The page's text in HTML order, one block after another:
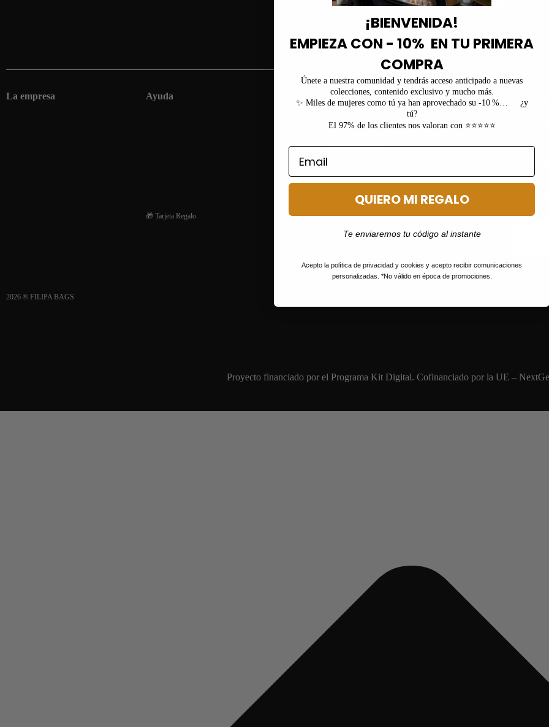
La empresa Ayuda
🎁 Tarjeta Regalo
Servicio de atención al cliente
Teléfono de contacto:646 607 910
Mi cuenta
válido
2026 ® FILIPA BAGS
Política de
Proyecto financiado por el Programa Kit Digital. Cofinanciado por la UE –
¡BIENVENIDA!
EMPIEZA CON - 10% EN TU PRIMERA
COMPRA
Únete a nuestra comunidad y tendrás acceso anticipado a nuevas
colecciones, contenido exclusivo y mucho más.
✨ Miles de mujeres como tú ya han aprovechado su -10 %… ¿y
tú?
El 97% de los clientes nos valoran con ⭐⭐⭐⭐⭐
QUIERO MI REGALO
Te enviaremos tu código al instante
Acepto la política de privacidad y cookies y acepto recibir comunicaciones
personalizadas. *No válido en época de promociones.